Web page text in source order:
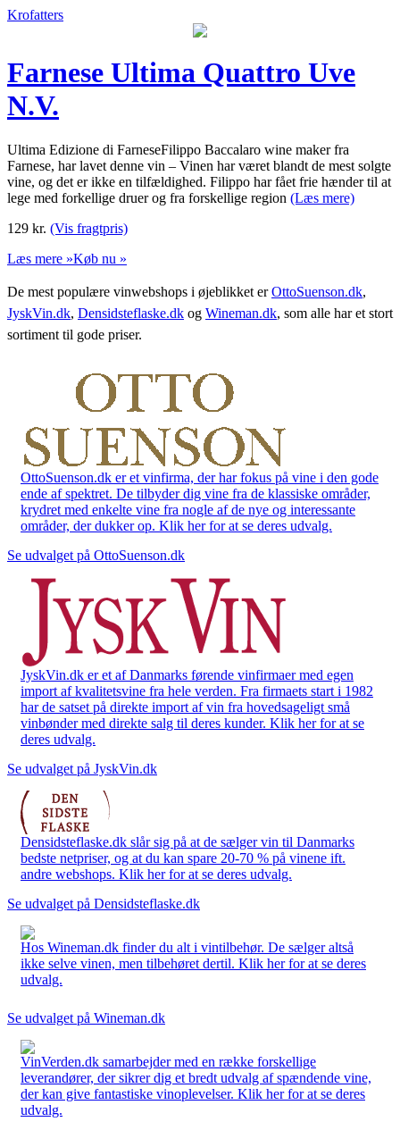
Krofatters
Farnese Ultima Quattro Uve
N.V.
Ultima Edizione di FarneseFilippo Baccalaro wine maker fra
Farnese, har lavet denne vin – Vinen har været blandt de mest solgte
vine, og det er ikke en tilfældighed. Filippo har fået frie hænder til at
lege med forkellige druer og fra forskellige region (Læs mere)
129 kr. (Vis fragtpris)
Læs mere »Køb nu »
De mest populære vinwebshops i øjeblikket erOttoSuenson.dk,
JyskVin.dk, Densidsteflaske.dk og Wineman.dk, som alle har et stort
sortiment til gode priser.
OttoSuenson.dk er et vinfirma, der har fokus på vine i den gode
ende af spektret. De tilbyder dig vine fra de klassiske områder,
krydret med enkelte vine fra nogle af de nye og interessante
områder, der dukker op. Klik her for at se deres udvalg.
Se udvalget på OttoSuenson.dk
JyskVin.dk er et af Danmarks førende vinfirmaer med egen
import af kvalitetsvine fra hele verden. Fra firmaets start i 1982
har de satset på direkte import af vin fra hovedsageligt små
vinbønder med direkte salg til deres kunder. Klik her for at se
deres udvalg.
Se udvalget på JyskVin.dk
Densidsteflaske.dk slår sig på at de sælger vin til Danmarks
bedste netpriser, og at du kan spare 20-70 % på vinene ift.
andre webshops. Klik her for at se deres udvalg.
Se udvalget på Densidsteflaske.dk
Hos Wineman.dk finder du alt i vintilbehør. De sælger altså
ikke selve vinen, men tilbehøret dertil. Klik her for at se deres
udvalg.
Se udvalget på Wineman.dk
VinVerden.dk samarbejder med en række forskellige
leverandører, der sikrer dig et bredt udvalg af spændende vine,
der kan give fantastiske vinoplevelser. Klik her for at se deres
udvalg.